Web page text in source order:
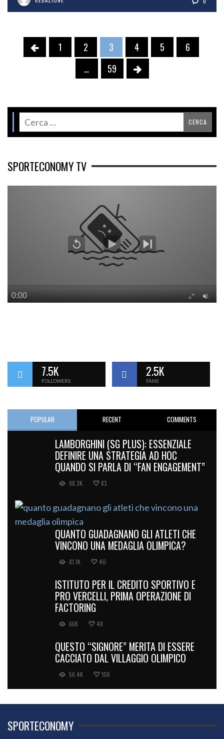
1 2 3 4 5
6
…
59
SPORTECONOMY TV
7.5K
FOLLOWERS
2.5K
FANS
POPULAR RECENT COMMENTS
LAMBORGHINI (SG PLUS): ESSENZIALE
DEFINIRE UNA STRATEGIA AD HOC
QUANDO SI PARLA DI “FAN ENGAGEMENT”
98.3K 83
QUANTO GUADAGNANO GLI ATLETI CHE
VINCONO UNA MEDAGLIA OLIMPICA?
81.1K 40
ISTITUTO PER IL CREDITO SPORTIVO E
PRO VERCELLI, PRIMA OPERAZIONE DI
FACTORING
66K 48
QUESTO “SIGNORE” MERITA DI ESSERE
CACCIATO DAL VILLAGGIO OLIMPICO
56.4K 106
SPORTECONOMY